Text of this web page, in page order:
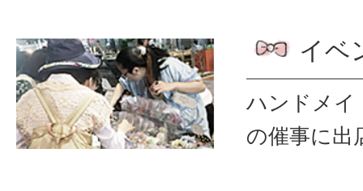
イベ
ハンドメイ
の催事に出